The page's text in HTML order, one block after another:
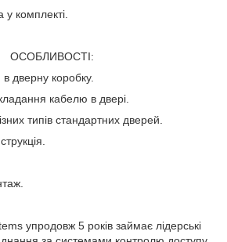
комплекті.
ОСОБЛИВОСТІ:
дверну коробку.
кабелю в двері.
типів стандартних дверей.
упродовж 5 років займає лідерські